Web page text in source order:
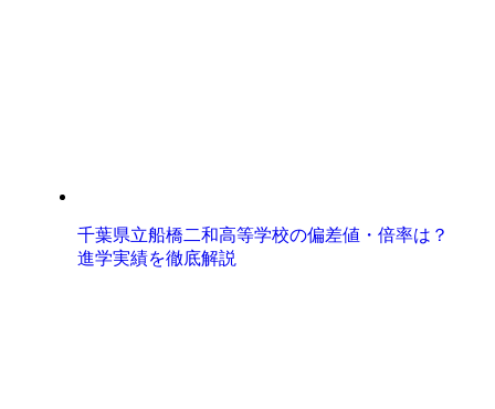
千葉県立船橋二和高等学校の偏差値・倍率は？
進学実績を徹底解説